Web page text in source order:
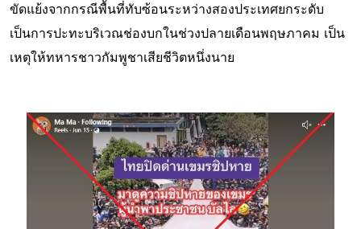
ขัดแย้งจากกรณีพื้นที่ทับซ้อนระหว่างสองประเทศยกระดับ
เป็นการปะทะบริเวณช่องบกในช่วงปลายเดือนพฤษภาคม เป็น
เหตุให้ทหารชาวกัมพูชาเสียชีวิตหนึ่งนาย
Image